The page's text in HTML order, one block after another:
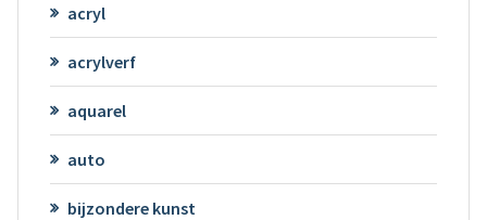
acryl
acrylverf
aquarel
auto
bijzondere kunst